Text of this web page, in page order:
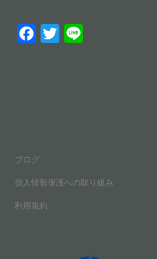
F
k
T
ブログ
個人情報保護への取り組み
利用規約